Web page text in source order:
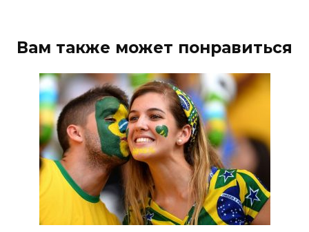
Вам также может понравиться